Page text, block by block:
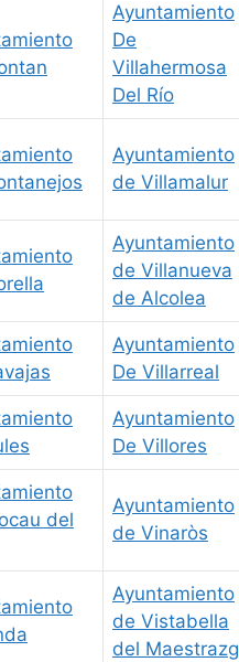
Ayuntamiento
De
Villahermosa
Del Río
Ayuntamiento
de Villamalur
Ayuntamiento
de Villanueva
de Alcolea
Ayuntamiento
De Villarreal
Ayuntamiento
De Villores
del
Ayuntamiento
de Vinaròs
Ayuntamiento
de Vistabella
del